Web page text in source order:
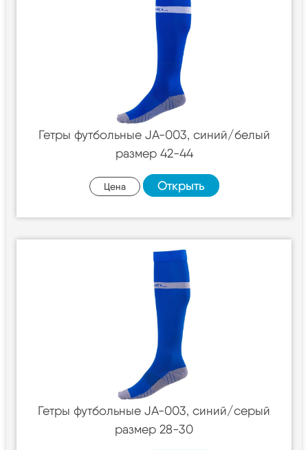
Гетры футбольные JA-003, синий/белый
размер 42-44
Цена Открыть
Гетры футбольные JA-003, синий/серый
размер 28-30